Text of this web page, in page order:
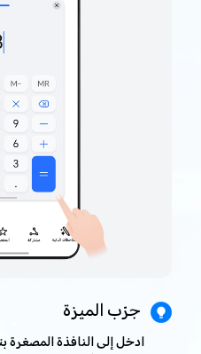
جرّب الميزة
ادخل إلى النافذة